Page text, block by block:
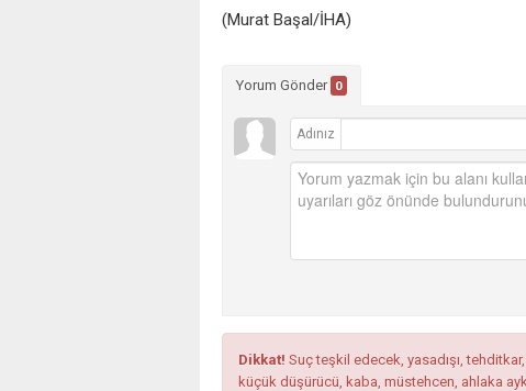
(Murat Başal/İHA)
Yorum Gönder 0
Adınız
Dikkat! Suç teşkil edecek, yasadışı,
küçük düşürücü, kaba, müstehcen, ahlaka